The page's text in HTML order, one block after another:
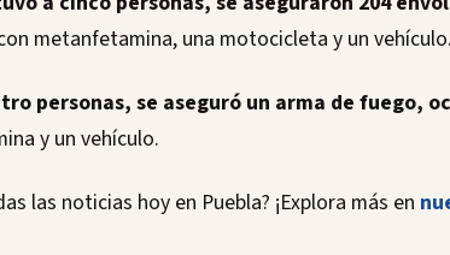
metanfetamina, una motocicleta y un vehículo.
personas, se aseguró un arma de fuego,
y un vehículo.
las noticias hoy en Puebla? ¡Explora más en